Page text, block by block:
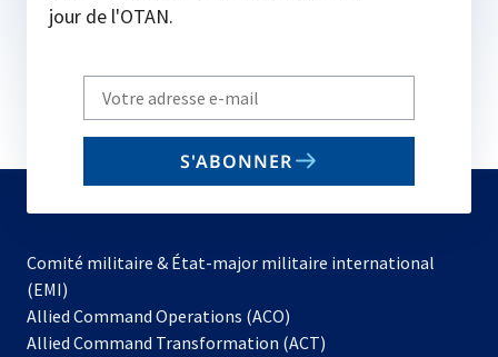
jour de l'OTAN.
Write
your
email
S'ABONNER
Comité militaire & État-major militaire international
(EMI)
Allied Command Operations (ACO)
dans
Allied Command Transformation (ACT)